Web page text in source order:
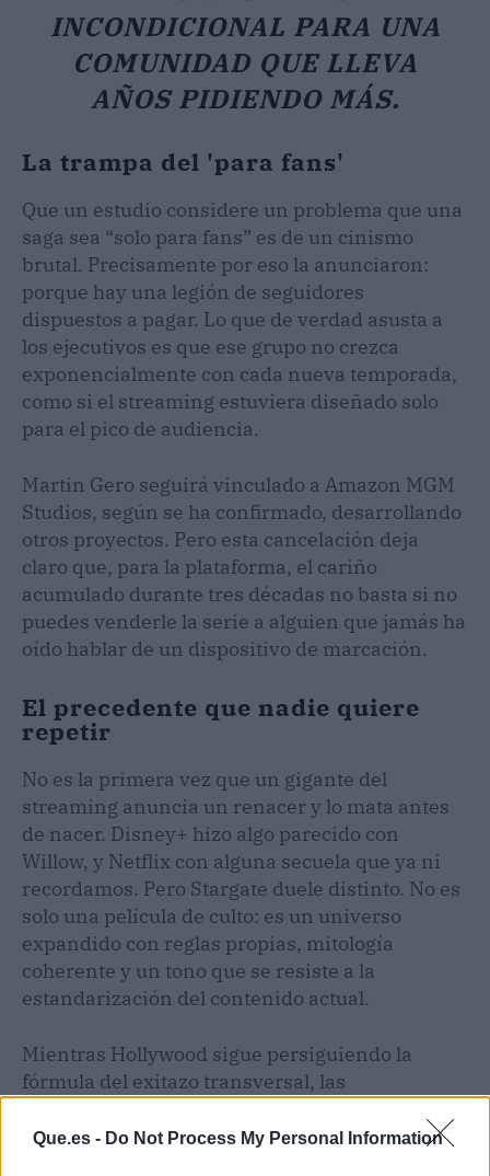
Que.es - Do Not Process My Personal Information
INCONDICIONAL PARA UNA
COMUNIDAD QUE LLEVA
AÑOS PIDIENDO MÁS.
La trampa del 'para fans'
Que un estudio considere un problema que una
saga sea “solo para fans” es de un cinismo
brutal. Precisamente por eso la anunciaron:
porque hay una legión de seguidores
dispuestos a pagar. Lo que de verdad asusta a
los ejecutivos es que ese grupo no crezca
exponencialmente con cada nueva temporada,
como si el streaming estuviera diseñado solo
para el pico de audiencia.
Martin Gero seguirá vinculado a Amazon MGM
Studios, según se ha confirmado, desarrollando
otros proyectos. Pero esta cancelación deja
claro que, para la plataforma, el cariño
acumulado durante tres décadas no basta si no
puedes venderle la serie a alguien que jamás ha
oído hablar de un dispositivo de marcación.
El precedente que nadie quiere
repetir
No es la primera vez que un gigante del
streaming anuncia un renacer y lo mata antes
de nacer. Disney+ hizo algo parecido con
Willow, y Netflix con alguna secuela que ya ni
recordamos. Pero Stargate duele distinto. No es
solo una película de culto: es un universo
expandido con reglas propias, mitología
coherente y un tono que se resiste a la
estandarización del contenido actual.
Mientras Hollywood sigue persiguiendo la
fórmula del exitazo transversal, las
Quizá dentro de seis meses Amazon recapacite